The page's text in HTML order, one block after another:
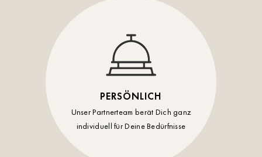
PERSÖNLICH
Unser Partnerteam berät Dich ganz
individuell für Deine Bedürfnisse